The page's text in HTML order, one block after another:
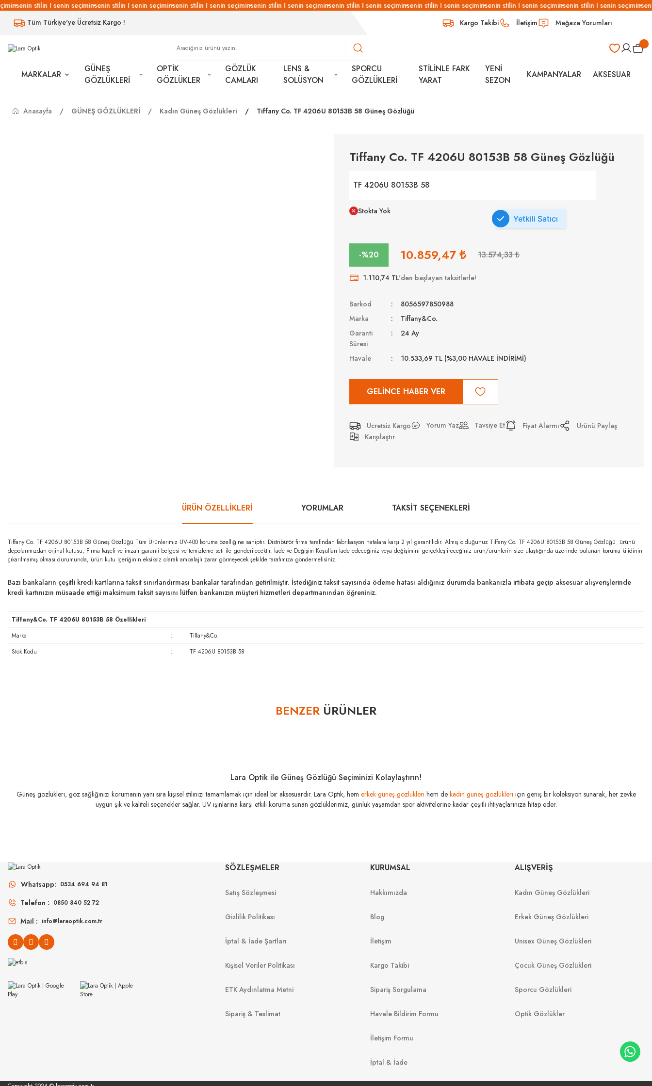
senin stilin I senin seçiminsenin stilin I senin seçiminsenin stilin I senin seçiminsenin stilin I senin seçiminsenin stilin I senin seçiminsenin stilin I senin seçiminsenin stilin I senin seçiminsenin stilin I senin seçimin
Tüm Türkiye'ye Ücretsiz Kargo !
Kargo Takibi İletişim Mağaza Yorumları
MARKALAR
GÜNEŞ
GÖZLÜKLERİ
OPTİK
GÖZLÜKLER
GÖZLÜK
CAMLARI
LENS &
SOLÜSYON
SPORCU
GÖZLÜKLERİ
STİLİNLE FARK
YARAT
YENİ
SEZON
KAMPANYALAR AKSESUAR
Anasayfa GÜNEŞ GÖZLÜKLERİ Kadın Güneş Gözlükleri Tiffany Co. TF 4206U 80153B 58 Güneş Gözlüğü
Tiffany Co. TF 4206U 80153B 58 Güneş Gözlüğü
TF 4206U 80153B 58
Stokta Yok
Yetkili Satıcı
-%20 10.859,47 ₺ 13.574,33 ₺
1.110,74 TL'den başlayan taksitlerle!
Barkod
8056597850988
Marka
Tiffany&Co.
Garanti
Süresi
24 Ay
Havale 10.533,69 TL (%3,00 HAVALE İNDİRİMİ)
GELINCE HABER VER
Ücretsiz Kargo Yorum Yaz Tavsiye Et Fiyat Alarmı
Ürünü Paylaş
Karşılaştır
ÜRÜN ÖZELLİKLERİ YORUMLAR TAKSIT SEÇENEKLERI
Tiffany Co. TF 4206U 80153B 58 Güneş Gözlüğü Tüm Ürünlerimiz UV-400 koruma özelliğine sahiptir. Distribütör firma tarafından fabrikasyon hatalara karşı 2 yıl garantilidir. Almış olduğunuz Tiffany Co. TF 4206U 80153B 58 Güneş Gözlüğü ürünü
depolarımızdan orjinal kutusu, Firma kaşeli ve imzalı garanti belgesi ve temizleme seti ile gönderilecektir. İade ve Değişim Koşulları İade edeceğiniz veya değişimini gerçekleştireceğiniz ürün/ürünlerin size ulaştığında üzerinde bulunan koruma kilidinin
çıkarılmamış olması durumunda, ürün kutu içeriğinin eksiksiz olarak ambalajlı zarar görmeyecek şekilde tarafımıza göndermelisiniz.
Bazı bankaların çeşitli kredi kartlarına taksit sınırlandırması bankalar tarafından getirilmiştir. İstediğiniz taksit sayısında ödeme hatası aldığınız durumda bankanızla irtibata geçip aksesuar alışverişlerinde
kredi kartınızın müsaade ettiği maksimum taksit sayısını lütfen bankanızın müşteri hizmetleri departmanından öğreniniz.
Tiffany&Co. TF 4206U 80153B 58 Özellikleri
Marka
:
Tiffany&Co.
Stok Kodu
: TF 4206U 80153B 58
BENZER ÜRÜNLER
%45 26.360 ₺ 14.498
MU 07ZS 1425S0 56
MU 03ZS 13Q40D 54
11.235 8.988
VO 5694SU W65613 51
Lara Optik ile Güneş Gözlüğü Seçiminizi Kolaylaştırın!
Güneş gözlükleri, göz sağlığınızı korumanın yanı sıra kişisel stilinizi tamamlamak için ideal bir aksesuardır. Lara Optik, hem erkek güneş gözlükleri hem de kadın güneş gözlükleri için geniş bir koleksiyon sunarak, her zevke
uygun şık ve kaliteli seçenekler sağlar. UV ışınlarına karşı etkili koruma sunan gözlüklerimiz, günlük yaşamdan spor aktivitelerine kadar çeşitli ihtiyaçlarınıza hitap eder.
Whatsapp: 0534 694 94 81
Telefon : 0850 840 52 72
Mail : info@laraoptik.com.tr
SÖZLEŞMELER
Satış Sözleşmesi
Gizlilik Politikası
İptal & İade Şartları
Kişisel Veriler Politikası
ETK Aydınlatma Metni
Sipariş & Teslimat
KURUMSAL
Hakkımızda
Blog
İletişim
Kargo Takibi
Sipariş Sorgulama
Havale Bildirim Formu
İletişim Formu
İptal & İade
ALIŞVERİŞ
Kadın Güneş Gözlükleri
Erkek Güneş Gözlükleri
Unisex Güneş Gözlükleri
Çocuk Güneş Gözlükleri
Sporcu Gözlükleri
Optik Gözlükler